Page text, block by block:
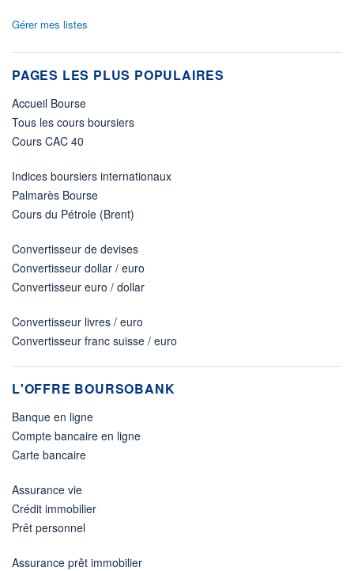
Gérer mes listes
PAGES LES PLUS POPULAIRES
Accueil Bourse
Tous les cours boursiers
Cours CAC 40
Indices boursiers internationaux
Palmarès Bourse
Cours du Pétrole (Brent)
Convertisseur de devises
Convertisseur dollar / euro
Convertisseur euro / dollar
Convertisseur livres / euro
Convertisseur franc suisse / euro
L'OFFRE BOURSOBANK
Banque en ligne
Compte bancaire en ligne
Carte bancaire
Assurance vie
Crédit immobilier
Prêt personnel
Assurance prêt immobilier